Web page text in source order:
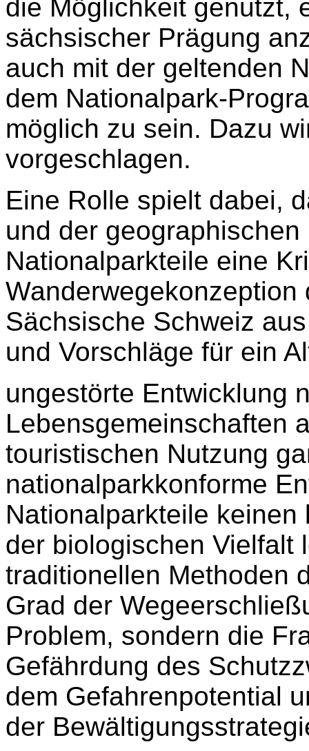
die Möglichkeit genutzt,
sächsischer Prägung
auch mit der geltenden
dem Nationalpark-
möglich zu sein. Dazu
vorgeschlagen.
Eine Rolle spielt dabei,
und der
Nationalparkteile eine
Sächsische Schweiz
und Vorschläge für ein
ungestörte Entwicklung
Lebensgemeinschaften
touristischen Nutzung
nationalparkkonforme
Nationalparkteile
der biologischen Vielfalt
traditionellen Methoden
Grad der
Problem, sondern die
Gefährdung des
dem Gefahrenpotential
der